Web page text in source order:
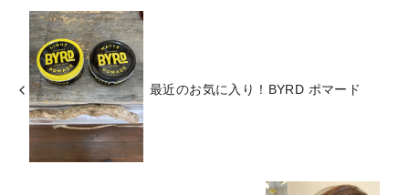
最近のお気に入り！BYRD ポマード